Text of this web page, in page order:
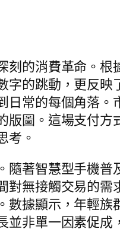
的消費革命。
的跳動，更反
常的每個角落
圖。這場支付
考。
著智慧型手機
無接觸交易的
據顯示，年輕
非單一因素促